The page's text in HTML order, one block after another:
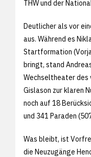
THW und der
Deutlicher als vor
aus. Während es
Startformation
bringt, stand
Wechseltheater des
Gislason zur klaren
noch auf 18
und 341 Paraden
Was bleibt, ist
die Neuzugänge